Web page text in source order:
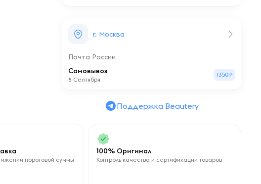
г. Москва
Почта России
Самовывоз
8 Сентября
1350₽
Поддержка Beautery
пороговой суммы
100% Оригинал
Контроль качества и сертификации товаров